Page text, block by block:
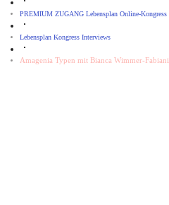
PREMIUM ZUGANG Lebensplan Online-Kongress
Lebensplan Kongress Interviews
Amagenia Typen mit Bianca Wimmer-Fabiani